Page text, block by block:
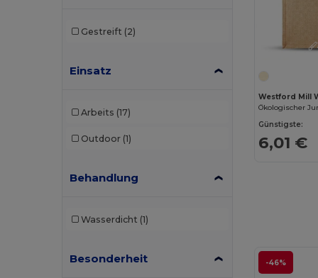
Gestreift (2)
Einsatz
Arbeits (17)
Outdoor (1)
Behandlung
Wasserdicht (1)
Besonderheit
Westford Mill
Günstigste:
6,01 €
-46%